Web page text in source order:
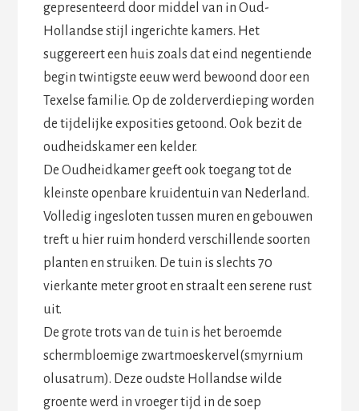
gepresenteerd door middel van in Oud-
Hollandse stijl ingerichte kamers. Het
suggereert een huis zoals dat eind negentiende
begin twintigste eeuw werd bewoond door een
Texelse familie. Op de zolderverdieping worden
de tijdelijke exposities getoond. Ook bezit de
oudheidskamer een kelder.
De Oudheidkamer geeft ook toegang tot de
kleinste openbare kruidentuin van Nederland.
Volledig ingesloten tussen muren en gebouwen
treft u hier ruim honderd verschillende soorten
planten en struiken. De tuin is slechts 70
vierkante meter groot en straalt een serene rust
uit.
De grote trots van de tuin is het beroemde
schermbloemige zwartmoeskervel(smyrnium
olusatrum). Deze oudste Hollandse wilde
groente werd in vroeger tijd in de soep